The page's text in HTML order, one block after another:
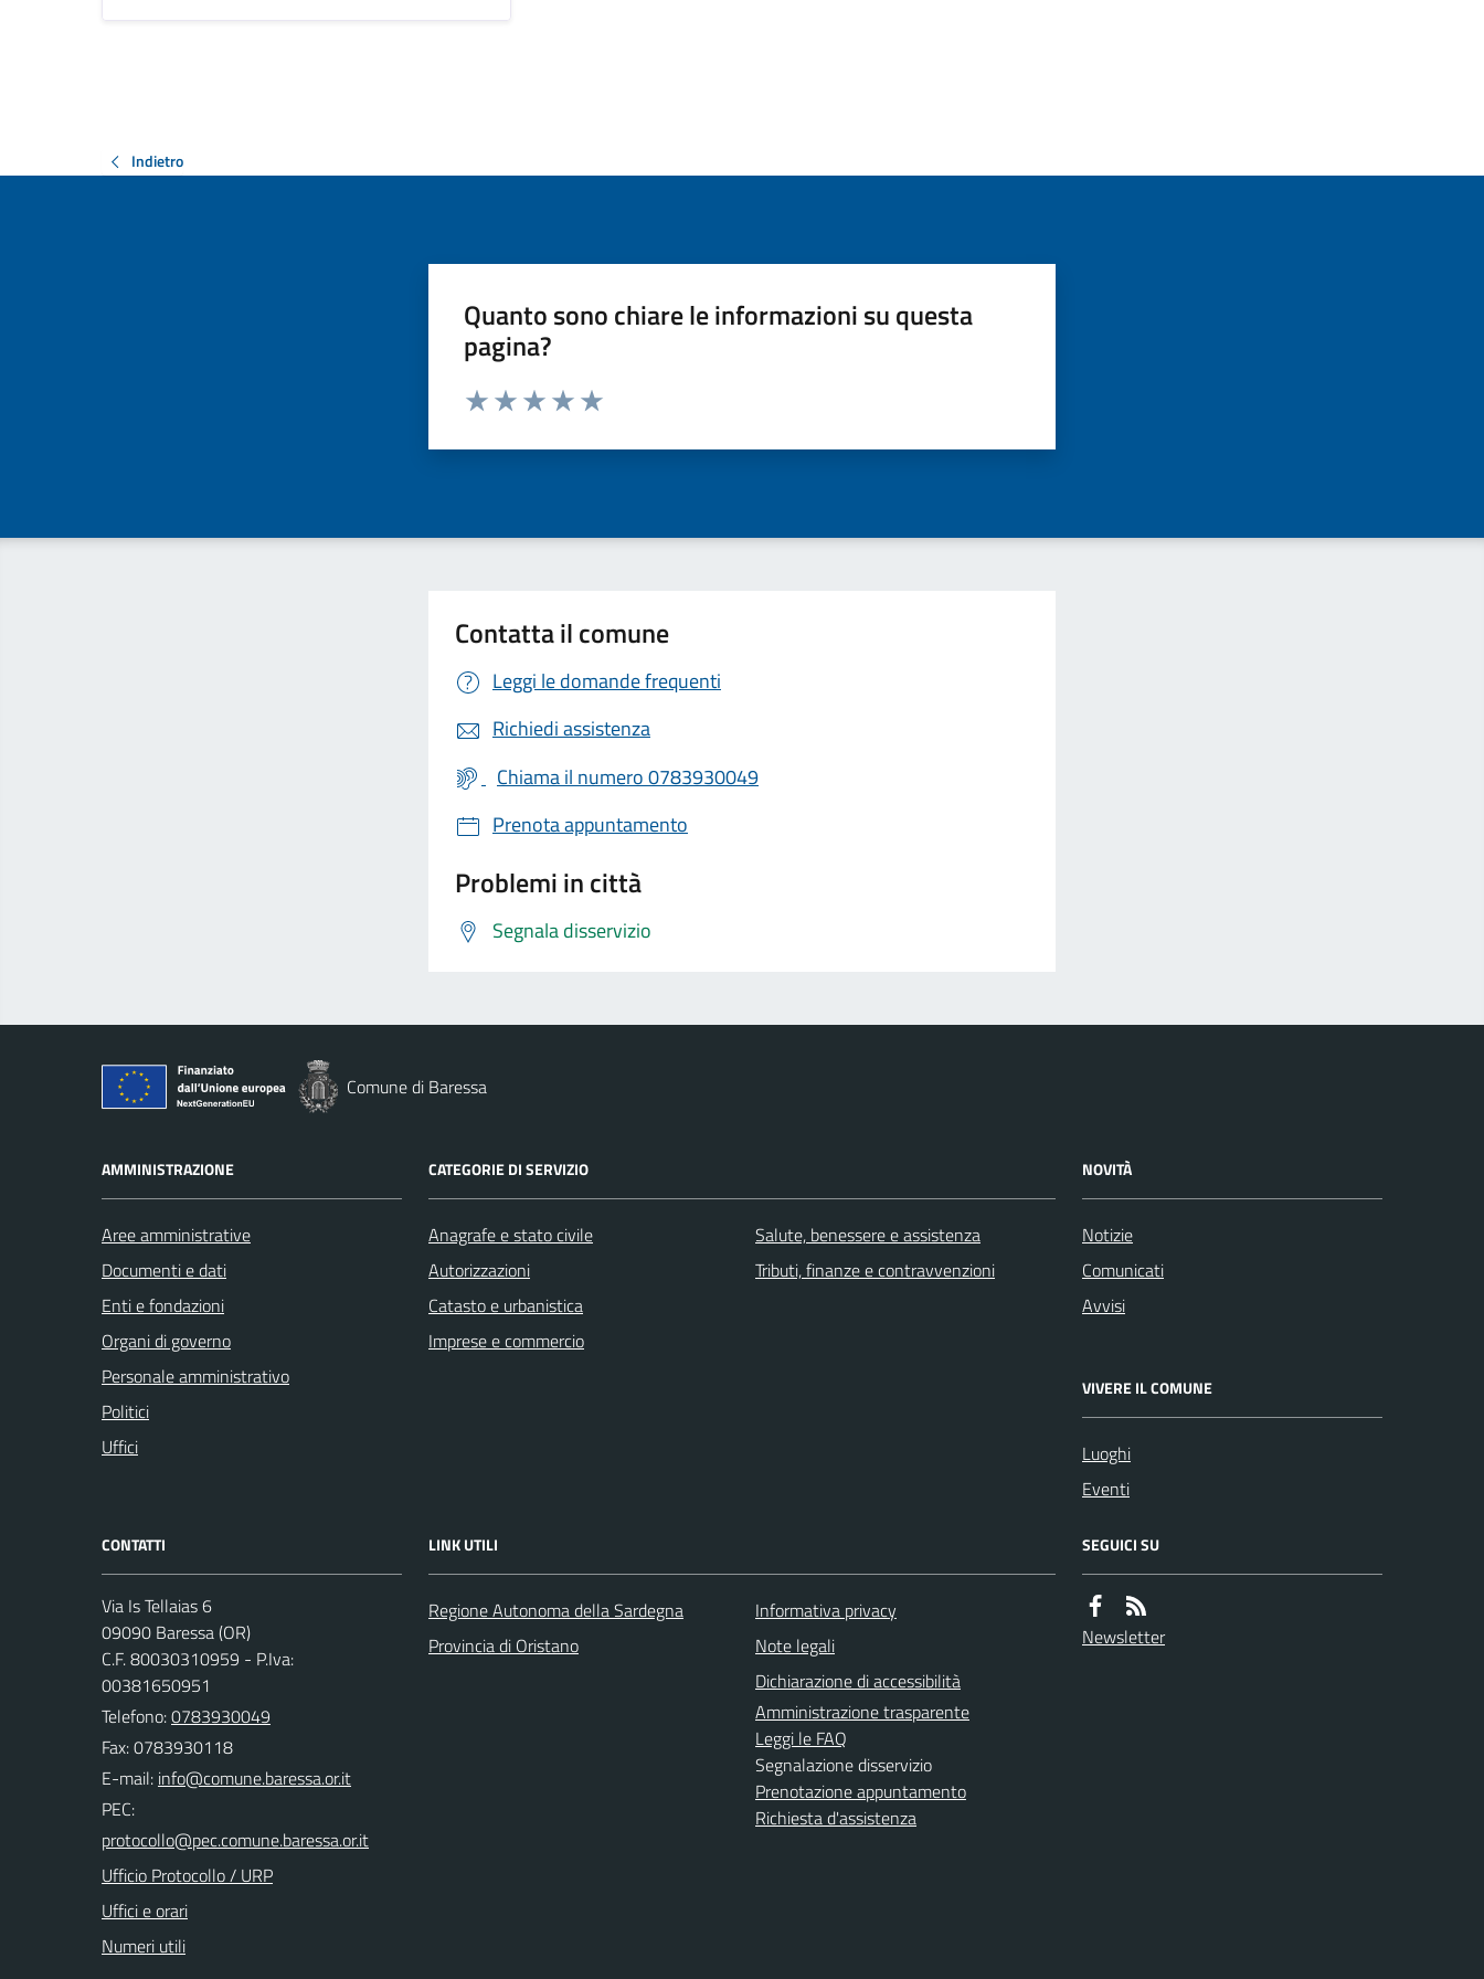
Indietro
Quanto sono chiare le informazioni su questa
pagina?
Valuta da 1 a 5 stelle la pagina
Contatta il comune
Leggi le domande frequenti
Richiedi assistenza
Chiama il numero 0783930049
Prenota appuntamento
Problemi in città
Segnala disservizio
Comune di Baressa
AMMINISTRAZIONE
Aree amministrative
Documenti e dati
Enti e fondazioni
Organi di governo
Personale amministrativo
Politici
Uffici
CATEGORIE DI SERVIZIO
Anagrafe e stato civile
Autorizzazioni
Catasto e urbanistica
Imprese e commercio
Salute, benessere e assistenza
Tributi, finanze e contravvenzioni
NOVITÀ
Notizie
Comunicati
Avvisi
VIVERE IL COMUNE
Luoghi
Eventi
CONTATTI
Via Is Tellaias 6
09090 Baressa (OR)
C.F. 80030310959 - P.Iva:
00381650951
Telefono:0783930049
Fax: 0783930118
E-mail:
PEC:
Ufficio Protocollo / URP
Uffici e orari
Numeri utili
LINK UTILI
Regione Autonoma della Sardegna
Provincia di Oristano
Informativa privacy
Note legali
Dichiarazione di accessibilità
Amministrazione trasparente
Leggi le FAQ
Segnalazione disservizio
Prenotazione appuntamento
Richiesta d'assistenza
SEGUICI SU
Newsletter